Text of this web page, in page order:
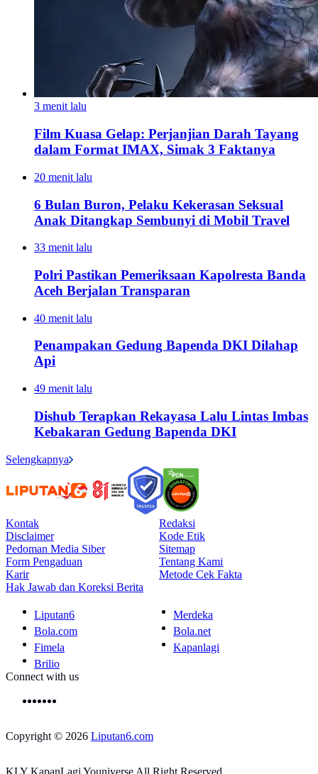
3 menit lalu
Film Kuasa Gelap: Perjanjian Darah Tayang
dalam Format IMAX, Simak 3 Faktanya
20 menit lalu
6 Bulan Buron, Pelaku Kekerasan Seksual
Anak Ditangkap Sembunyi di Mobil Travel
33 menit lalu
Polri Pastikan Pemeriksaan Kapolresta Banda
Aceh Berjalan Transparan
40 menit lalu
Penampakan Gedung Bapenda DKI Dilahap
Api
49 menit lalu
Dishub Terapkan Rekayasa Lalu Lintas Imbas
Kebakaran Gedung Bapenda DKI
Selengkapnya
Kontak
Redaksi
Disclaimer
Kode Etik
Pedoman Media Siber
Sitemap
Form Pengaduan
Tentang Kami
Karir
Metode Cek Fakta
Hak Jawab dan Koreksi Berita
Liputan6
Merdeka
Bola.com
Bola.net
Fimela
Kapanlagi
Brilio
Connect with us
Copyright © 2026 Liputan6.com
KLY KapanLagi Youniverse All Right Reserved.